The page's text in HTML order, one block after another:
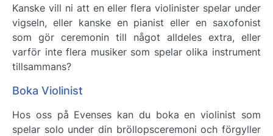
Kanske vill ni att en eller flera violinister spelar under
vigseln, eller kanske en pianist eller en saxofonist
som gör ceremonin till något alldeles extra, eller
varför inte flera musiker som spelar olika instrument
tillsammans?
Boka Violinist
Hos oss på Evenses kan du boka en violinist som
spelar solo under din bröllopsceremoni och förgyller